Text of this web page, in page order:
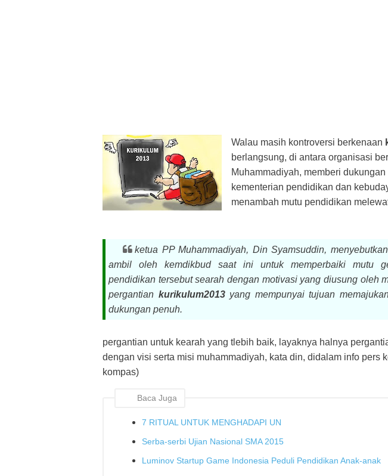
Walau masih kontroversi berkenaan
berlangsung, di antara organisasi
Muhammadiyah, memberi
kementerian pendidikan dan
menambah mutu pendidikan
ketua PP Muhammadiyah, Din Syamsuddin,
ambil oleh kemdikbud saat ini untuk memperbaiki mutu
pendidikan tersebut searah dengan motivasi yang diusung oleh
pergantian kurikulum2013 yang mempunyai tujuan
dukungan penuh.
pergantian untuk kearah yang tlebih baik, layaknya halnya
dengan visi serta misi muhammadiyah, kata din, didalam info pers
kompas)
Baca Juga
7 RITUAL UNTUK MENGHADAPI UN
Serba-serbi Ujian Nasional SMA 2015
Luminov Startup Game Indonesia Peduli Pendidikan Anak-anak